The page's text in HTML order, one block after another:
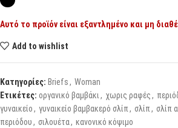
Αυτό το προϊόν είναι εξαντλημένο και μη
Add to wishlist
Κατηγορίες: Briefs, Woman
Ετικέτες: οργανικό βαμβάκι, χωρις ραφές,
γυναικείο, γυναικείο βαμβακερό σλίπ, σλίπ, σλίπ
περιόδου, σιλουέτα, κανονικό κόψιμο